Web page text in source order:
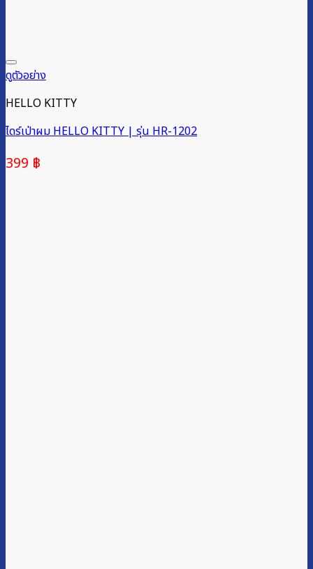
ดูตัวอย่าง
HELLO KITTY
ไดร์เป่าผม HELLO KITTY | รุ่น HR-1202
399 ฿